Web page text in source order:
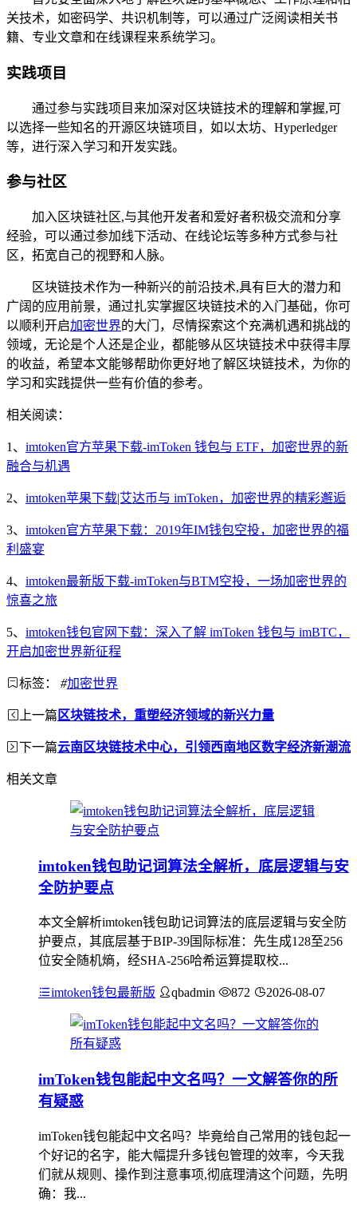
关技术，如密码学、共识机制等，可以通过广泛阅读相关书
籍、专业文章和在线课程来系统学习。
实践项目
通过参与实践项目来加深对区块链技术的理解和掌握,可
以选择一些知名的开源区块链项目，如以太坊、Hyperledger
等，进行深入学习和开发实践。
参与社区
加入区块链社区,与其他开发者和爱好者积极交流和分享
经验，可以通过参加线下活动、在线论坛等多种方式参与社
区，拓宽自己的视野和人脉。
区块链技术作为一种新兴的前沿技术,具有巨大的潜力和
广阔的应用前景，通过扎实掌握区块链技术的入门基础，你可
以顺利开启加密世界的大门，尽情探索这个充满机遇和挑战的
领域，无论是个人还是企业，都能够从区块链技术中获得丰厚
的收益，希望本文能够帮助你更好地了解区块链技术，为你的
学习和实践提供一些有价值的参考。
相关阅读：
1、 imtoken官方苹果下载-imToken 钱包与 ETF，加密世界的新
融合与机遇
2、 imtoken苹果下载|艾达币与 imToken，加密世界的精彩邂逅
3、 imtoken官方苹果下载：2019年IM钱包空投，加密世界的福
利盛宴
4、 imtoken最新版下载-imToken与BTM空投，一场加密世界的
惊喜之旅
5、 imtoken钱包官网下载：深入了解 imToken 钱包与 imBTC，
开启加密世界新征程
标签： #加密世界
上一篇 区块链技术，重塑经济领域的新兴力量
下一篇云南区块链技术中心，引领西南地区数字经济新潮流
相关文章
imtoken钱包助记词算法全解析，底层逻辑与安
全防护要点
本文全解析imtoken钱包助记词算法的底层逻辑与安全防
护要点，其底层基于BIP-39国际标准：先生成128至256
位安全随机熵，经SHA-256哈希运算提取校...
imtoken钱包最新版 qbadmin 872 2026-08-07
imToken钱包能起中文名吗？一文解答你的所
有疑惑
imToken钱包能起中文名吗？毕竟给自己常用的钱包起一
个好记的名字，能大幅提升多钱包管理的效率，今天我
们就从规则、操作到注意事项,彻底理清这个问题，先明
确：我...